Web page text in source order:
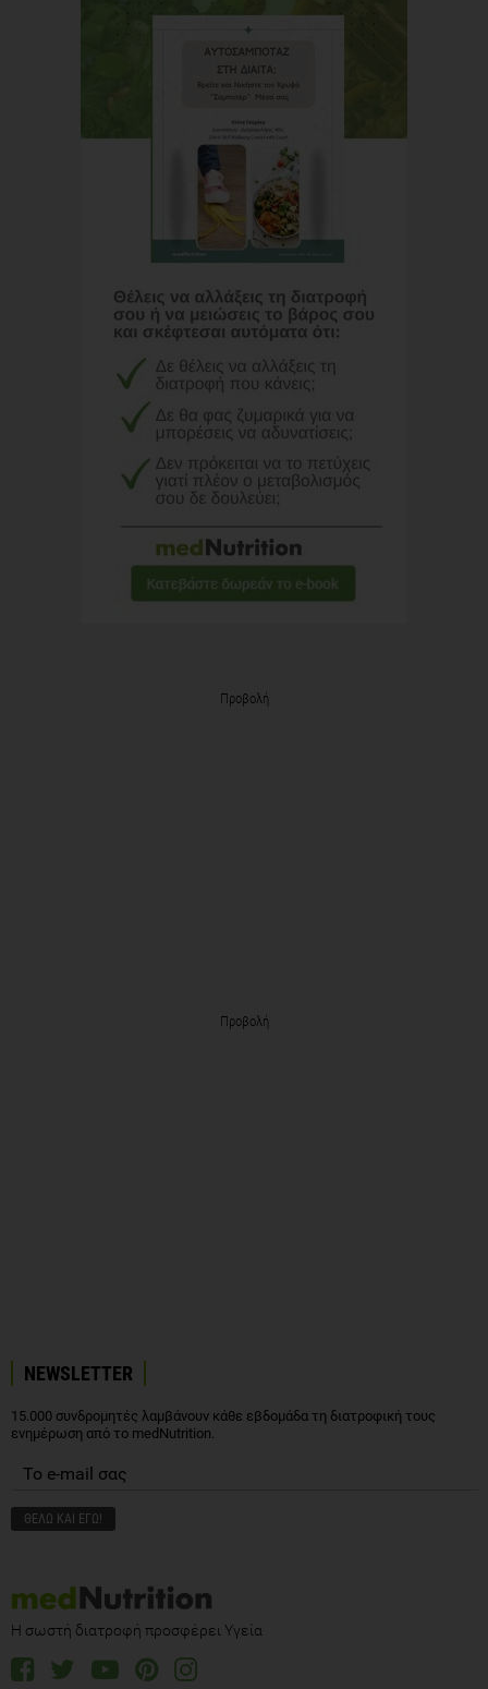
Προβολή
Προβολή
NEWSLETTER
15.000 συνδρομητές λαμβάνουν κάθε εβδομάδα τη διατροφική τους
ενημέρωση από το medNutrition.
Η σωστή διατροφή προσφέρει Υγεία